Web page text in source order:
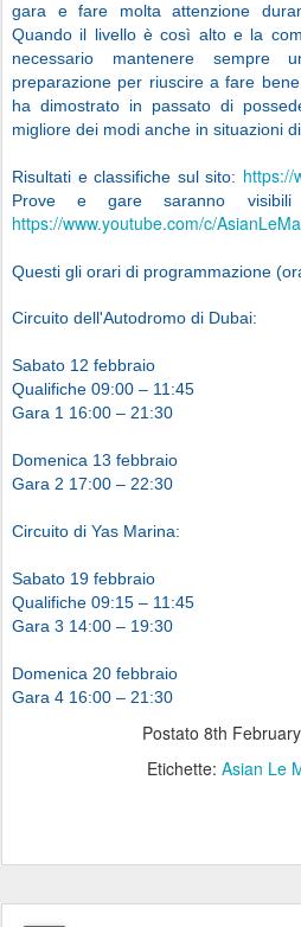
gara e fare molta attenzione
Quando il livello è così alto e la
necessario mantenere sempre
preparazione per riuscire a fare
ha dimostrato in passato di
migliore dei modi anche in situazioni
Risultati e classifiche sul sito: https://
Prove e gare saranno
https://www.youtube.com/c/
Questi gli orari di programmazione
Circuito dell'Autodromo di Dubai:
Sabato 12 febbraio
Qualifiche 09:00 – 11:45
Gara 1 16:00 – 21:30
Domenica 13 febbraio
Gara 2 17:00 – 22:30
Circuito di Yas Marina:
Sabato 19 febbraio
Qualifiche 09:15 – 11:45
Gara 3 14:00 – 19:30
Domenica 20 febbraio
Gara 4 16:00 – 21:30
Postato 8th
Etichette: Asian Le